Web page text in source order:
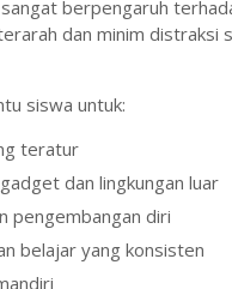
berpengaruh
dan minim distraksi
siswa untuk:
teratur
dan lingkungan luar
pengembangan diri
belajar yang konsisten